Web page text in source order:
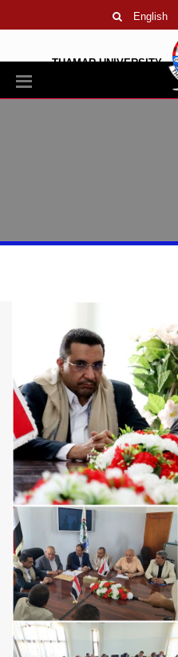
English
THAMAR UNIVERSITY